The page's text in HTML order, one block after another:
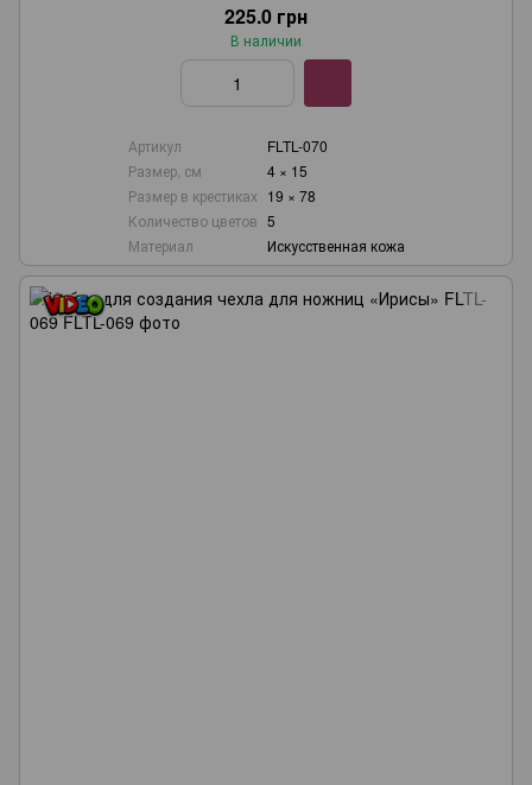
225.0 грн
В наличии
Артикул
FLTL-070
Размер, см
4 × 15
Размер в крестиках 19 × 78
Количество цветов 5
Материал
Искусственная кожа